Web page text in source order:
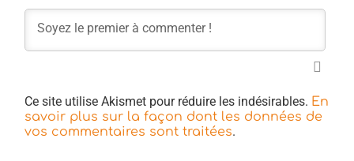
Ce site utilise Akismet pour réduire les indésirables. En
savoir plus sur la façon dont les données de
vos commentaires sont traitées.